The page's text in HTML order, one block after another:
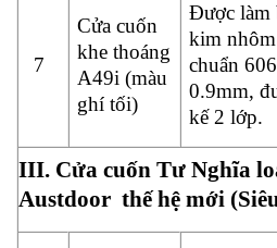
7
Cửa cuốn
khe thoáng
A49i (màu
ghí tối)
Được làm
kim
chuẩn
0.9mm,
kế 2 lớp.
III. Cửa cuốn Tư Nghĩa
Austdoor thế hệ mới